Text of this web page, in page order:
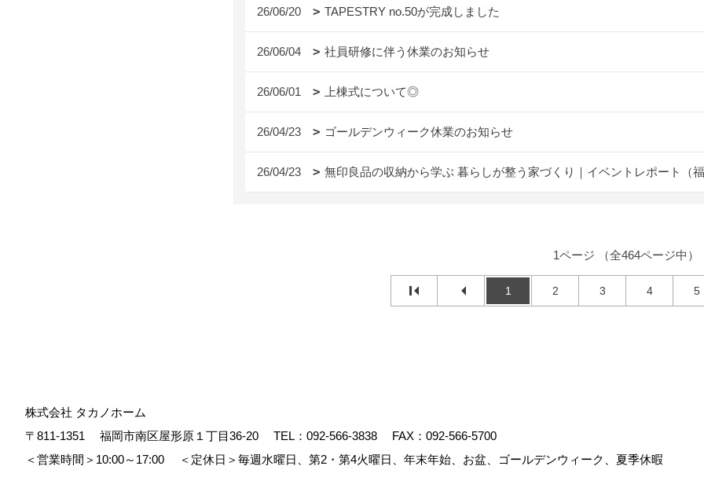
26/06/20 TAPESTRY no.50が完成しました
26/06/04 社員研修に伴う休業のお知らせ
26/06/01 上棟式について◎
26/04/23 ゴールデンウィーク休業のお知らせ
26/04/23 無印良品の収納から学ぶ 暮らしが整う家づくり｜イベントレポート（
1ページ （全464ページ中）
1 2 3 4 5
株式会社 タカノホーム
〒811-1351
福岡市南区屋形原１丁目36-20 TEL： 092-566-3838
FAX：092-566-5700
＜営業時間＞10:00～17:00
＜定休日＞毎週水曜日、第2・第4火曜日、年末年始、お盆、ゴールデンウィーク、夏季休暇